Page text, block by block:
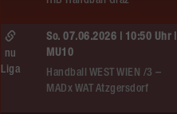
So. 07.06.2026 | 10:50 Uhr |
MU10
Handball WEST WIEN /3 –
MADx WAT Atzgersdorf
nu
Liga